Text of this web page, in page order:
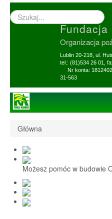
Wyszukiwarka
–
Fundacja
Organizacja
Lublin 20-218, ul.
tel.: (81)534 26 01,
Nr konta:
31-563
1,5% i darowizny
Nasi Beneficjenci
Ośrodek Reh-Szkol
Sprawozdania
Główna
Możesz pomóc w budowie